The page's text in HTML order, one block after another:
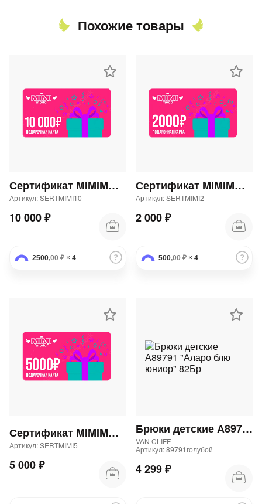
Похожие товары
Сертификат MIMIMODA 10000 р.
Артикул: SERTMIMI10
10 000 ₽
2500,00 ₽ × 4
Сертификат MIMIMODA 2000 р.
Артикул: SERTMIMI2
2 000 ₽
500,00 ₽ × 4
Сертификат MIMIMODA 5000 р.
Артикул: SERTMIMI5
5 000 ₽
Брюки детские А89791 "Аларо блю юниор" 82Бр
VAN CLIFF
Артикул: 89791голубой
4 299 ₽